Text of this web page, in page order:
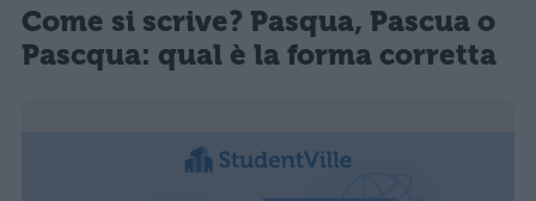
Come si scrive? Pasqua, Pascua o
Pascqua: qual è la forma corretta